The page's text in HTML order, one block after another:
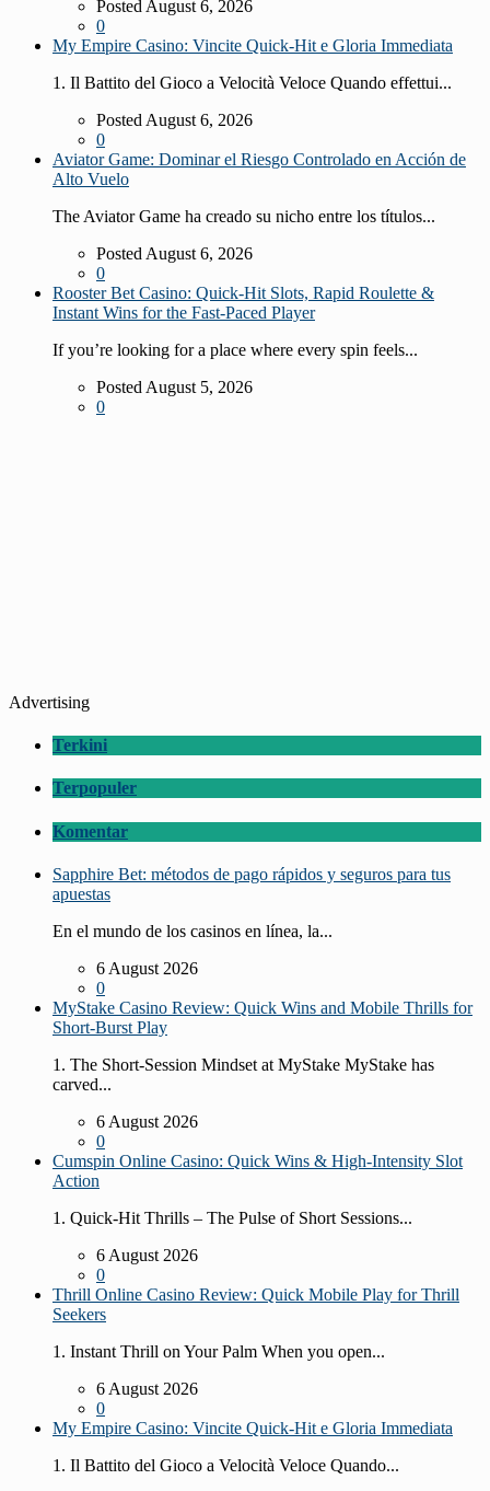
Posted August 6, 2026
0
My Empire Casino: Vincite Quick‑Hit e Gloria Immediata
1. Il Battito del Gioco a Velocità Veloce Quando effettui...
Posted August 6, 2026
0
Aviator Game: Dominar el Riesgo Controlado en Acción de
Alto Vuelo
The Aviator Game ha creado su nicho entre los títulos...
Posted August 6, 2026
0
Rooster Bet Casino: Quick‑Hit Slots, Rapid Roulette &
Instant Wins for the Fast‑Paced Player
If you’re looking for a place where every spin feels...
Posted August 5, 2026
0
Advertising
Terkini
Terpopuler
Komentar
Sapphire Bet: métodos de pago rápidos y seguros para tus
apuestas
En el mundo de los casinos en línea, la...
6 August 2026
0
MyStake Casino Review: Quick Wins and Mobile Thrills for
Short‑Burst Play
1. The Short‑Session Mindset at MyStake MyStake has
carved...
6 August 2026
0
Cumspin Online Casino: Quick Wins & High‑Intensity Slot
Action
1. Quick‑Hit Thrills – The Pulse of Short Sessions...
6 August 2026
0
Thrill Online Casino Review: Quick Mobile Play for Thrill
Seekers
1. Instant Thrill on Your Palm When you open...
6 August 2026
0
My Empire Casino: Vincite Quick‑Hit e Gloria Immediata
1. Il Battito del Gioco a Velocità Veloce Quando...